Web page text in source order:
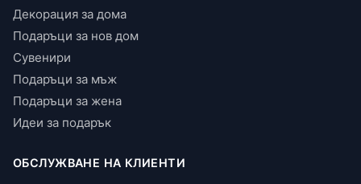
Декорация за дома
Подаръци за нов дом
Сувенири
Подаръци за мъж
Подаръци за жена
Идеи за подарък
ОБСЛУЖВАНЕ НА КЛИЕНТИ